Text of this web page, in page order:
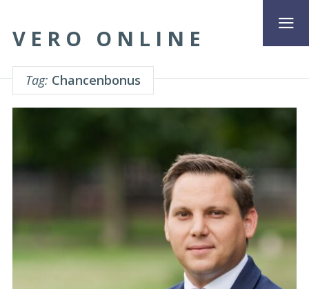
VERO ONLINE
Tag: Chancenbonus